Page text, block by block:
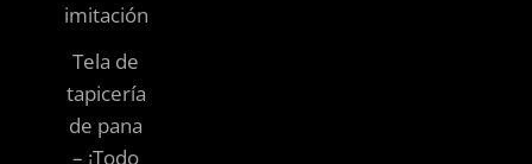
imitación
Tela de
tapicería
de pana
– ¡Todo